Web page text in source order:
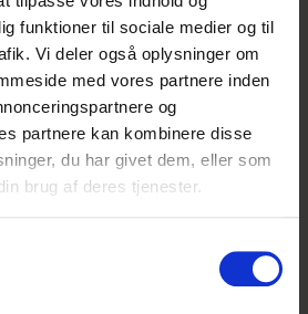
funktioner til sociale medier og til
Vi deler også oplysninger om
med vores partnere inden
og
partnere kan kombinere disse
du har givet dem, eller som
brug af deres tjenester.
af varer
vi en bred vifte af mad.
produkter fra
i slagterafdelingen.
altid aktuelle varer,